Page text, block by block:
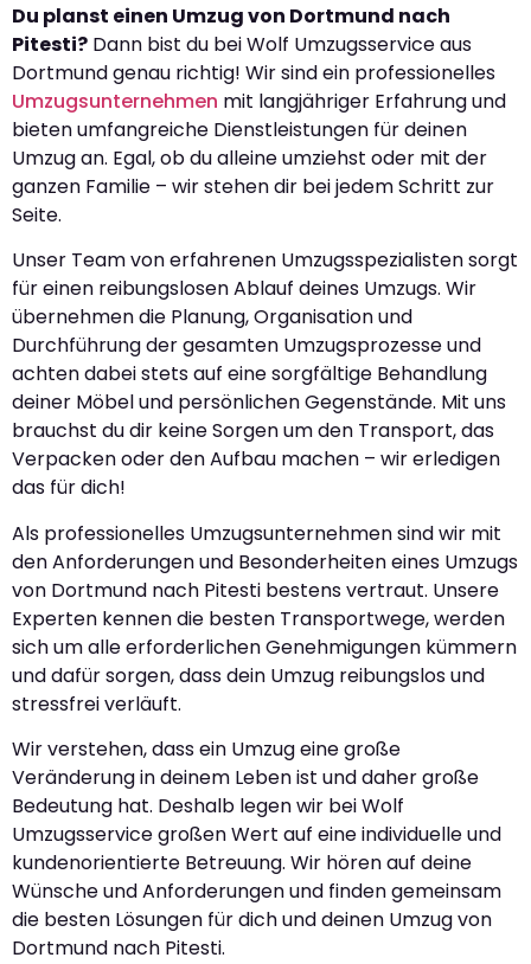
Du planst einen Umzug von Dortmund nach
Pitesti? Dann bist du bei Wolf Umzugsservice aus
Dortmund genau richtig! Wir sind ein professionelles
Umzugsunternehmen mit langjähriger Erfahrung und
bieten umfangreiche Dienstleistungen für deinen
Umzug an. Egal, ob du alleine umziehst oder mit der
ganzen Familie – wir stehen dir bei jedem Schritt zur
Seite.
Unser Team von erfahrenen Umzugsspezialisten sorgt
für einen reibungslosen Ablauf deines Umzugs. Wir
übernehmen die Planung, Organisation und
Durchführung der gesamten Umzugsprozesse und
achten dabei stets auf eine sorgfältige Behandlung
deiner Möbel und persönlichen Gegenstände. Mit uns
brauchst du dir keine Sorgen um den Transport, das
Verpacken oder den Aufbau machen – wir erledigen
das für dich!
Als professionelles Umzugsunternehmen sind wir mit
den Anforderungen und Besonderheiten eines Umzugs
von Dortmund nach Pitesti bestens vertraut. Unsere
Experten kennen die besten Transportwege, werden
sich um alle erforderlichen Genehmigungen kümmern
und dafür sorgen, dass dein Umzug reibungslos und
stressfrei verläuft.
Wir verstehen, dass ein Umzug eine große
Veränderung in deinem Leben ist und daher große
Bedeutung hat. Deshalb legen wir bei Wolf
Umzugsservice großen Wert auf eine individuelle und
kundenorientierte Betreuung. Wir hören auf deine
Wünsche und Anforderungen und finden gemeinsam
die besten Lösungen für dich und deinen Umzug von
Dortmund nach Pitesti.